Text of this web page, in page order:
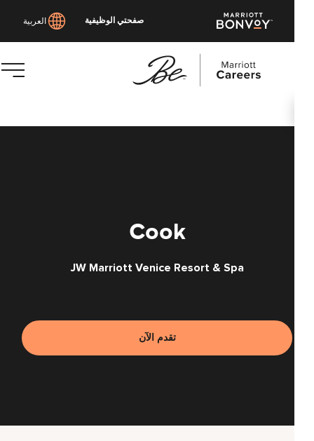
صفحتي الوظيفية العربية
Cook
JW Marriott Venice Resort & Spa
تقدم الآن